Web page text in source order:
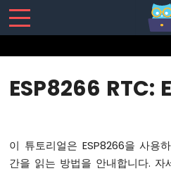
ESP8266
프
트
웨
ESP8266 RTC:
이 튜토리얼은 ESP8266을 사용
간을 읽는 방법을 안내합니다. 자